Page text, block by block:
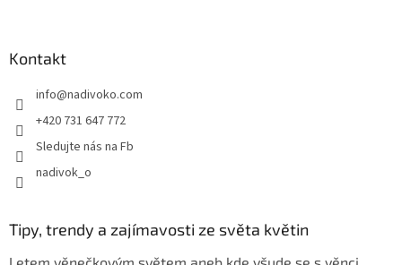
Kontakt
info@nadivoko.com
+420 731 647 772
Sledujte nás na Fb
nadivok_o
Tipy, trendy a zajímavosti ze světa květin